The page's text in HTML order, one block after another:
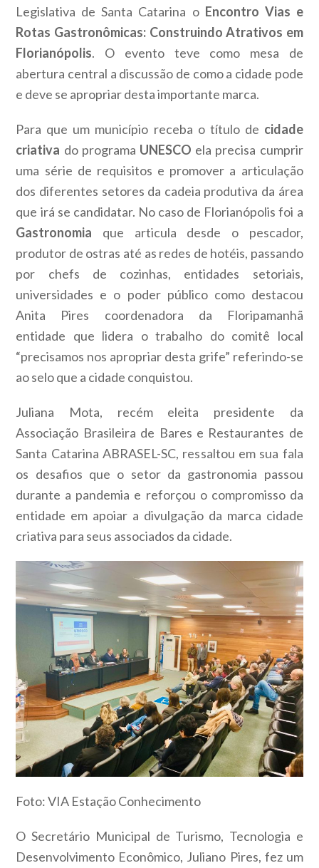
Legislativa de Santa Catarina o Encontro Vias e
Rotas Gastronômicas: Construindo Atrativos em
Florianópolis. O evento teve como mesa de
abertura central a discussão de como a cidade pode
e deve se apropriar desta importante marca.
Para que um município receba o título de cidade
criativa do programa UNESCO ela precisa cumprir
uma série de requisitos e promover a articulação
dos diferentes setores da cadeia produtiva da área
que irá se candidatar. No caso de Florianópolis foi a
Gastronomia que articula desde o pescador,
produtor de ostras até as redes de hotéis, passando
por chefs de cozinhas, entidades setoriais,
universidades e o poder público como destacou
Anita Pires coordenadora da Floripamanhã
entidade que lidera o trabalho do comitê local
“precisamos nos apropriar desta grife” referindo-se
ao selo que a cidade conquistou.
Juliana Mota, recém eleita presidente da
Associação Brasileira de Bares e Restaurantes de
Santa Catarina ABRASEL-SC, ressaltou em sua fala
os desafios que o setor da gastronomia passou
durante a pandemia e reforçou o compromisso da
entidade em apoiar a divulgação da marca cidade
criativa para seus associados da cidade.
Foto: VIA Estação Conhecimento
O Secretário Municipal de Turismo, Tecnologia e
Desenvolvimento Econômico, Juliano Pires, fez um